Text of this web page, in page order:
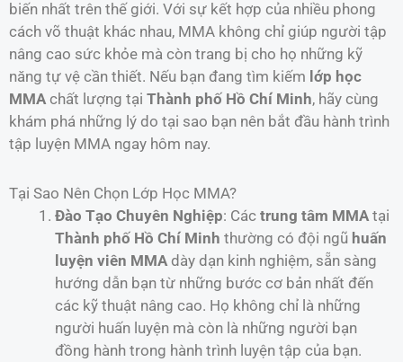
biến nhất trên thế giới. Với sự kết hợp của nhiều phong
cách võ thuật khác nhau, MMA không chỉ giúp người tập
nâng cao sức khỏe mà còn trang bị cho họ những kỹ
năng tự vệ cần thiết. Nếu bạn đang tìm kiếm lớp học
MMAchất lượng tại Thành phố Hồ Chí Minh, hãy cùng
khám phá những lý do tại sao bạn nên bắt đầu hành trình
tập luyện MMA ngay hôm nay.
Tại Sao Nên Chọn Lớp Học MMA?
Đào Tạo Chuyên Nghiệp: Các trung tâm MMA tại
Thành phố Hồ Chí Minh thường có đội ngũ huấn
luyện viên MMA dày dạn kinh nghiệm, sẵn sàng
hướng dẫn bạn từ những bước cơ bản nhất đến
các kỹ thuật nâng cao. Họ không chỉ là những
người huấn luyện mà còn là những người bạn
đồng hành trong hành trình luyện tập của bạn.